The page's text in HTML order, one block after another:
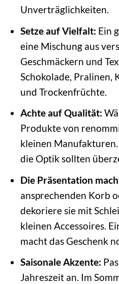
Unverträglichkeiten.
Setze auf Vielfalt: Ein
eine Mischung aus
Geschmäckern und
Schokolade, Pralinen,
und Trockenfrüchte.
Achte auf Qualität:
Produkte von
kleinen
die Optik sollten
Die Präsentation
ansprechenden Korb
dekoriere sie mit
kleinen Accessoires.
macht das Geschenk
Saisonale Akzente:
Jahreszeit an. Im